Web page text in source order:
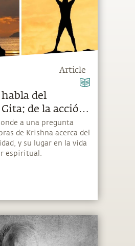
Article
del
de la acción
a una pregunta
de Krishna acerca del
y su lugar en la vida
espiritual.